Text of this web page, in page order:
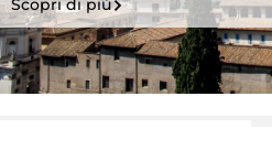
Scopri di più